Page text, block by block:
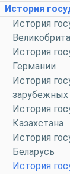
История
История
История
Германии
История
зарубежных
История
Казахстана
История
Беларусь
История